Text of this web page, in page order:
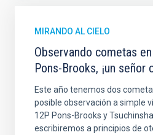
MIRANDO AL CIELO
Observando cometas
Pons-Brooks, ¡un señor
Este año tenemos dos
posible observación a simple
12P Pons-Brooks y
escribiremos a principios de